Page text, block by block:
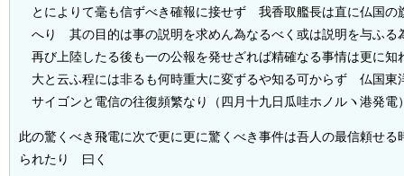
とによりて毫も信ずべき確報に接せず 我香取艦長は直に仏国の
へり 其の目的は事の説明を求めん為なるべく或は説明を与ふ
再び上陸したる後も一の公報を発せざれば精確なる事情は更に
大と云ふ程には非るも何時重大に変ずるや知る可からず 仏国東
サイゴンと電信の往復頻繁なり（四月十九日瓜哇ホノルヽ港発電
此の驚くべき飛電に次で更に更に驚くべき事件は吾人の最信頼せる
られたり 曰く